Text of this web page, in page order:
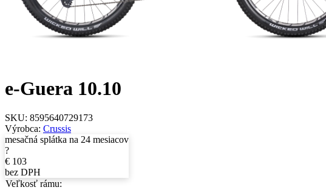
e-Guera 10.10
SKU: 8595640729173
Výrobca: Crussis
mesačná splátka na 24 mesiacov
?
€ 103
bez DPH
Veľkosť rámu: